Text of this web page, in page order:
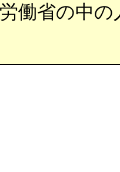
働省の中